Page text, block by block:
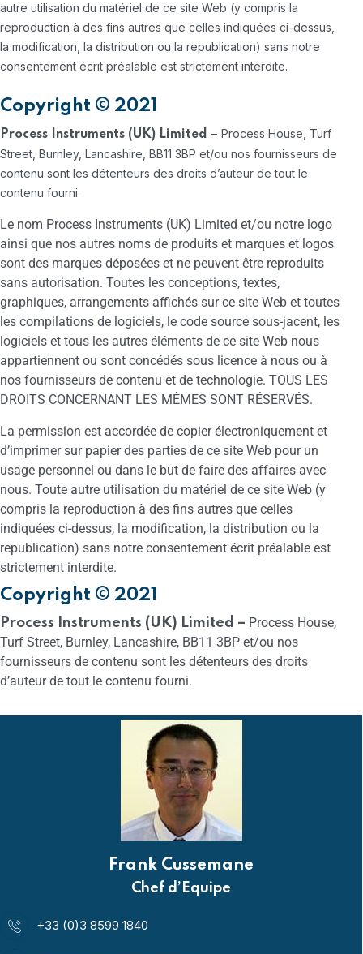
autre utilisation du matériel de ce site Web (y compris la
reproduction à des fins autres que celles indiquées ci-dessus,
la modification, la distribution ou la republication) sans notre
consentement écrit préalable est strictement interdite.
Copyright © 2021
Process Instruments (UK) Limited – Process House, Turf
Street, Burnley, Lancashire, BB11 3BP et/ou nos fournisseurs de
contenu sont les détenteurs des droits d’auteur de tout le
contenu fourni.
Le nom Process Instruments (UK) Limited et/ou notre logo
ainsi que nos autres noms de produits et marques et logos
sont des marques déposées et ne peuvent être reproduits
sans autorisation. Toutes les conceptions, textes,
graphiques, arrangements affichés sur ce site Web et toutes
les compilations de logiciels, le code source sous-jacent, les
logiciels et tous les autres éléments de ce site Web nous
appartiennent ou sont concédés sous licence à nous ou à
nos fournisseurs de contenu et de technologie. TOUS LES
DROITS CONCERNANT LES MÊMES SONT RÉSERVÉS.
La permission est accordée de copier électroniquement et
d’imprimer sur papier des parties de ce site Web pour un
usage personnel ou dans le but de faire des affaires avec
nous. Toute autre utilisation du matériel de ce site Web (y
compris la reproduction à des fins autres que celles
indiquées ci-dessus, la modification, la distribution ou la
republication) sans notre consentement écrit préalable est
strictement interdite.
Copyright © 2021
Process Instruments (UK) Limited – Process House,
Turf Street, Burnley, Lancashire, BB11 3BP et/ou nos
fournisseurs de contenu sont les détenteurs des droits
d’auteur de tout le contenu fourni.
Frank Cussemane
Chef d’Equipe
+33 (0)3 8599 1840